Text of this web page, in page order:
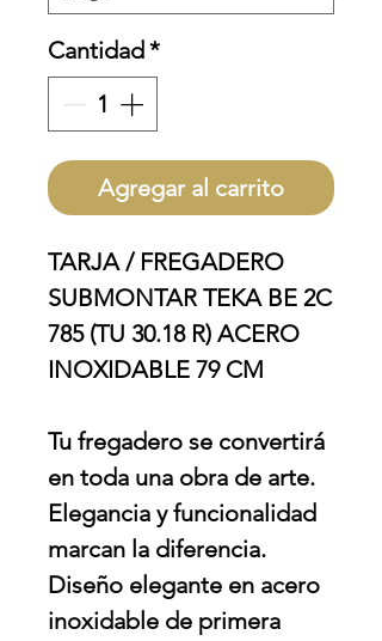
Cantidad*
Agregar al carrito
TARJA / FREGADERO
SUBMONTAR TEKA BE 2C
785 (TU 30.18 R) ACERO
INOXIDABLE 79 CM
Tu fregadero se convertirá
en toda una obra de arte.
Elegancia y funcionalidad
marcan la diferencia.
Diseño elegante en acero
inoxidable de primera